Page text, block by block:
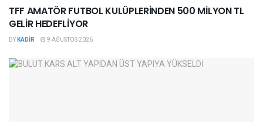
TFF AMATÖR FUTBOL KULÜPLERİNDEN 500 MİLYON TL
GELİR HEDEFLİYOR
BYKADIR 9 AĞUSTOS 2026